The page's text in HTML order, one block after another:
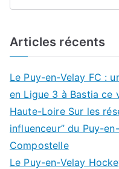
Articles récents
Le Puy-en-Velay FC :
en Ligue 3 à Bastia ce
Haute-Loire Sur les
influenceur” du Puy-
Compostelle
Le Puy-en-Velay